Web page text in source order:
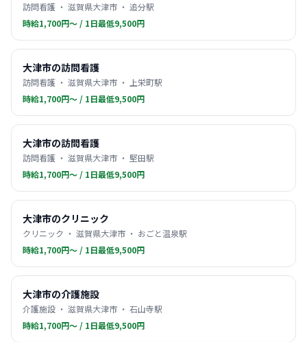
訪問看護 ・ 滋賀県大津市 ・ 追分駅
時給1,700円〜 / 1日最低9,500円
大津市の訪問看護
訪問看護 ・ 滋賀県大津市 ・ 上栄町駅
時給1,700円〜 / 1日最低9,500円
大津市の訪問看護
訪問看護 ・ 滋賀県大津市 ・ 堅田駅
時給1,700円〜 / 1日最低9,500円
大津市のクリニック
クリニック ・ 滋賀県大津市 ・ おごと温泉駅
時給1,700円〜 / 1日最低9,500円
大津市の介護施設
介護施設 ・ 滋賀県大津市 ・ 石山寺駅
時給1,700円〜 / 1日最低9,500円